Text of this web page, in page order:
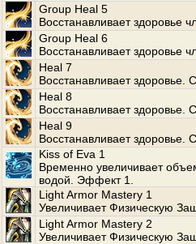
Group Heal 5
Восстанавливает здоровье
Group Heal 6
Восстанавливает здоровье
Heal 7
Восстанавливает здоровье.
Heal 8
Восстанавливает здоровье.
Heal 9
Восстанавливает здоровье.
Kiss of Eva 1
Временно увеличивает
водой. Эффект 1.
Light Armor Mastery 1
Увеличивает Физическую
Light Armor Mastery 2
Увеличивает Физическую